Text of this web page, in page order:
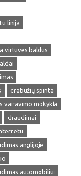
linija
virtuves baldus
drabužių spinta
vairavimo mokykla
draudimai
anglijoje
automobiliui